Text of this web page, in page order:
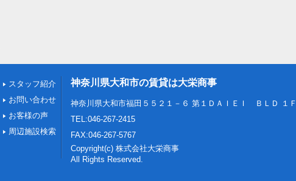
スタッフ紹介
お問い合わせ
お客様の声
周辺施設検索
神奈川県大和市の賃貸は大栄商事
神奈川県大和市福田５５２１－６ 第１ＤＡＩＥＩ ＢＬＤ １Ｆ
TEL:046-267-2415
FAX:046-267-5767
Copyright(c) 株式会社大栄商事
All Rights Reserved.